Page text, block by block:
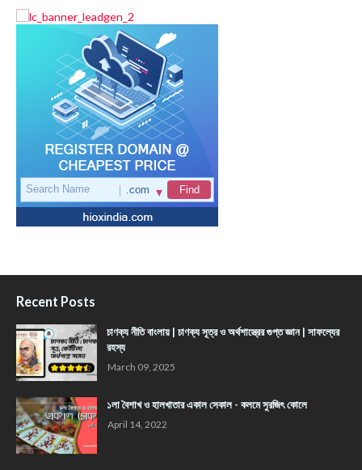
Recent Posts
চাণক্য নীতি বাংলায় | চাণক্য সূত্র ও অর্থশাস্ত্রের গুপ্ত জ্ঞান | সাফল্যের
রহস্য
March 09, 2025
১লা বৈশাখ ও হালখাতার একাল সেকাল - কলমে সুরজিৎ কোলে
April 14, 2022